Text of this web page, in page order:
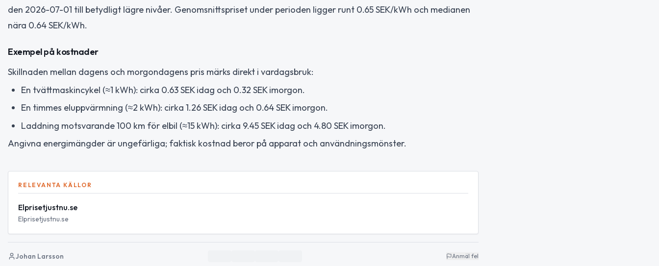
den 2026-07-01 till betydligt lägre nivåer. Genomsnittspriset under perioden ligger runt 0.65 SEK/kWh och medianen
nära 0.64 SEK/kWh.
Exempel på kostnader
Skillnaden mellan dagens och morgondagens pris märks direkt i vardagsbruk:
En tvättmaskincykel (≈1 kWh): cirka 0.63 SEK idag och 0.32 SEK imorgon.
En timmes eluppvärmning (≈2 kWh): cirka 1.26 SEK idag och 0.64 SEK imorgon.
Laddning motsvarande 100 km för elbil (≈15 kWh): cirka 9.45 SEK idag och 4.80 SEK imorgon.
Angivna energimängder är ungefärliga; faktisk kostnad beror på apparat och användningsmönster.
RELEVANTA KÄLLOR
Elprisetjustnu.se
Elprisetjustnu.se
Johan Larsson Anmäl fel